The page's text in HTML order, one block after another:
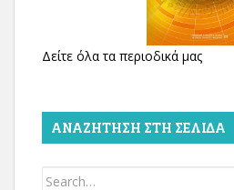
Δείτε όλα τα περιοδικά μας
ΑΝΑΖΉΤΗΣΗ ΣΤΗ ΣΕΛΊΔΑ
Search